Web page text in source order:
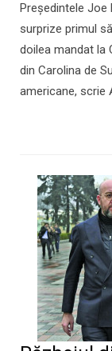
Preşedintele
surprize primul
doilea mandat la
din Carolina de
americane, scrie